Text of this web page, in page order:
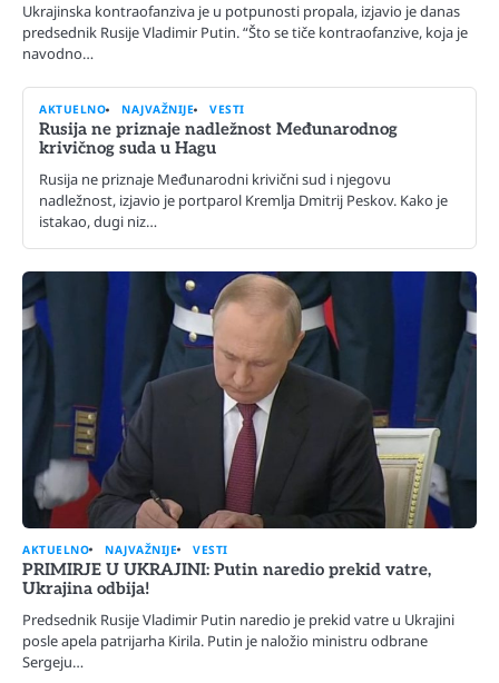
Ukrajinska kontraofanziva je u potpunosti propala, izjavio je danas
predsednik Rusije Vladimir Putin. “Što se tiče kontraofanzive, koja je
navodno…
AKTUELNO NAJVAŽNIJE VESTI
Rusija ne priznaje nadležnost Međunarodnog
krivičnog suda u Hagu
Rusija ne priznaje Međunarodni krivični sud i njegovu
nadležnost, izjavio je portparol Kremlja Dmitrij Peskov. Kako je
istakao, dugi niz…
AKTUELNO NAJVAŽNIJE VESTI
PRIMIRJE U UKRAJINI: Putin naredio prekid vatre,
Ukrajina odbija!
Predsednik Rusije Vladimir Putin naredio je prekid vatre u Ukrajini
posle apela patrijarha Kirila. Putin je naložio ministru odbrane
Sergeju…